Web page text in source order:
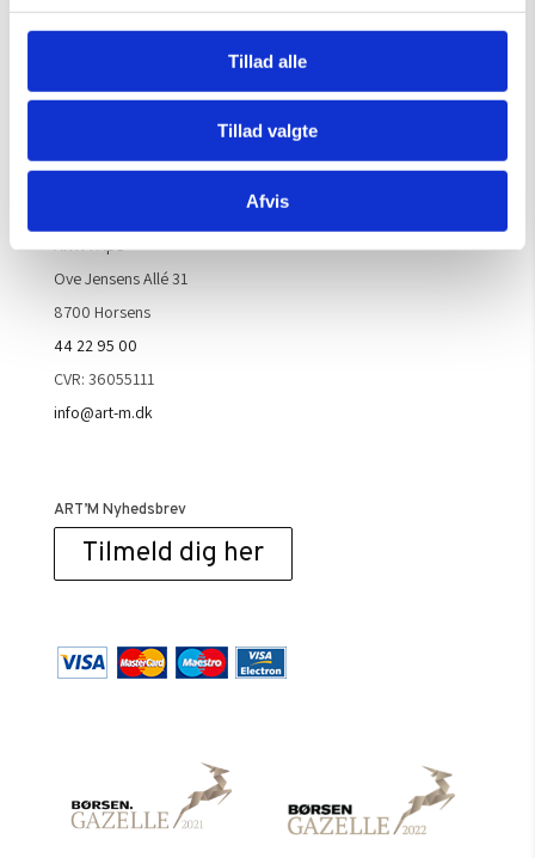
Tillad alle
Tillad valgte
Afvis
Kontakt galleriet for åbningstider efter aftale.
Ove Jensens Allé 31
8700 Horsens
44 22 95 00
CVR: 36055111
info@art-m.dk
ART’M Nyhedsbrev
Tilmeld dig her